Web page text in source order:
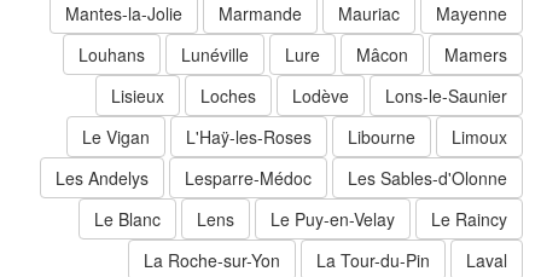
Mayenne
Mauriac
Marmande
Mantes-la-Jolie
Mamers
Mâcon
Lure
Lunéville
Louhans
Lons-le-Saunier
Lodève
Loches
Lisieux
Limoux
Libourne
L'Haÿ-les-Roses
Le Vigan
Les Sables-d'Olonne
Lesparre-Médoc
Les Andelys
Le Raincy
Le Puy-en-Velay
Lens
Le Blanc
Laval
La Tour-du-Pin
La Roche-sur-Yon